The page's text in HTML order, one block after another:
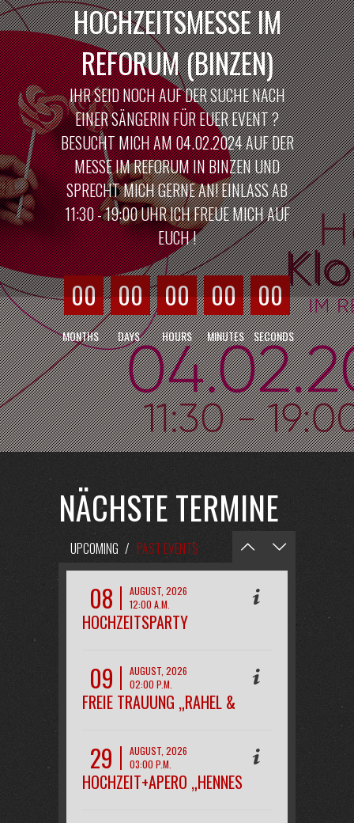
HOCHZEITSMESSE IM
REFORUM (BINZEN)
IHR SEID NOCH AUF DER SUCHE NACH
EINER SÄNGERIN FÜR EUER EVENT ?
BESUCHT MICH AM 04.02.2024 AUF DER
MESSE IM REFORUM IN BINZEN UND
SPRECHT MICH GERNE AN! EINLASS AB
11:30 - 19:00 UHR ICH FREUE MICH AUF
EUCH !
00 00 00 00 00
MONTHS DAYS HOURS MINUTES SECONDS
NÄCHSTE TERMINE
UPCOMING / PAST EVENTS
08
AUGUST, 2026
12:00 A.M.
HOCHZEITSPARTY
09
AUGUST, 2026
02:00 P.M.
FREIE TRAUUNG „RAHEL &
29
AUGUST, 2026
03:00 P.M.
HOCHZEIT+APERO „HENNES